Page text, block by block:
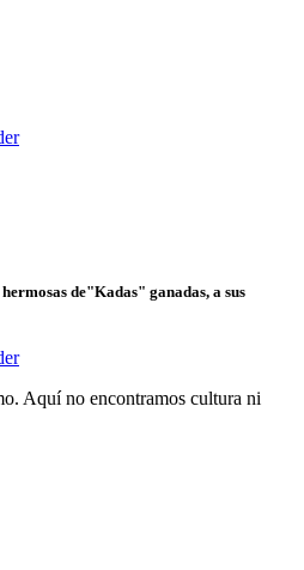
de"Kadas" ganadas, a sus
Aquí no encontramos cultura ni